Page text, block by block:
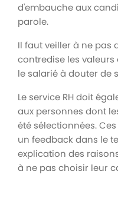
d'embauche aux
parole.
Il faut veiller à ne pas
contredise les valeurs
le salarié à douter de
Le service RH doit
aux personnes dont
été sélectionnées.
un feedback dans le
explication des
à ne pas choisir leur